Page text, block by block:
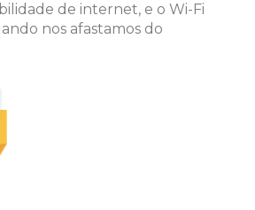
de internet, e o Wi-Fi
nos afastamos do